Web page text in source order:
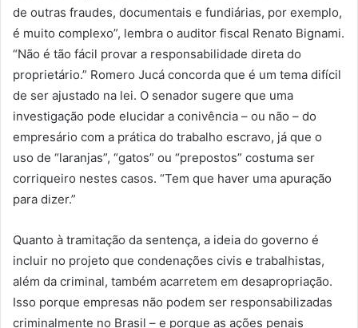
de outras fraudes, documentais e fundiárias, por exemplo,
é muito complexo”, lembra o auditor fiscal Renato Bignami.
“Não é tão fácil provar a responsabilidade direta do
proprietário.” Romero Jucá concorda que é um tema difícil
de ser ajustado na lei. O senador sugere que uma
investigação pode elucidar a conivência – ou não – do
empresário com a prática do trabalho escravo, já que o
uso de “laranjas”, “gatos” ou “prepostos” costuma ser
corriqueiro nestes casos. “Tem que haver uma apuração
para dizer.”
Quanto à tramitação da sentença, a ideia do governo é
incluir no projeto que condenações civis e trabalhistas,
além da criminal, também acarretem em desapropriação.
Isso porque empresas não podem ser responsabilizadas
criminalmente no Brasil – e porque as ações penais